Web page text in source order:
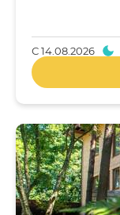
С14.08.2026